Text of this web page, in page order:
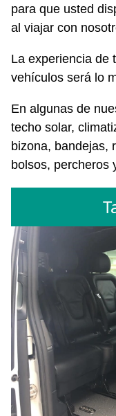
para que usted
al viajar con
La experiencia de
vehículos será lo
En algunas de
techo solar,
bizona, bandejas,
bolsos, percheros